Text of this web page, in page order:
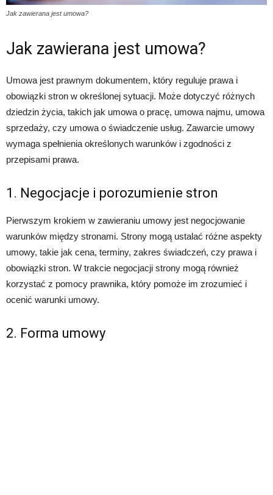
Jak zawierana jest umowa?
Jak zawierana jest umowa?
Umowa jest prawnym dokumentem, który reguluje prawa i
obowiązki stron w określonej sytuacji. Może dotyczyć różnych
dziedzin życia, takich jak umowa o pracę, umowa najmu, umowa
sprzedaży, czy umowa o świadczenie usług. Zawarcie umowy
wymaga spełnienia określonych warunków i zgodności z
przepisami prawa.
1. Negocjacje i porozumienie stron
Pierwszym krokiem w zawieraniu umowy jest negocjowanie
warunków między stronami. Strony mogą ustalać różne aspekty
umowy, takie jak cena, terminy, zakres świadczeń, czy prawa i
obowiązki stron. W trakcie negocjacji strony mogą również
korzystać z pomocy prawnika, który pomoże im zrozumieć i
ocenić warunki umowy.
2. Forma umowy